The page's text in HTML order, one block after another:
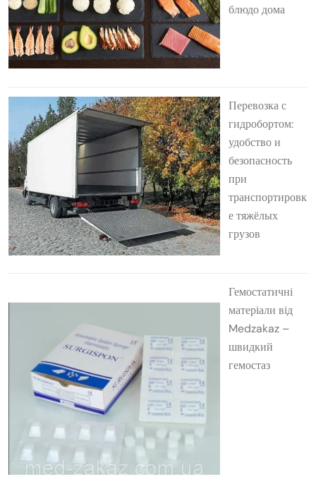
блюдо дома
Перевозка с
гидробортом:
удобство и
безопасность
при
транспортировк
е тяжёлых
грузов
Гемостатичні
матеріали від
Medzakaz –
швидкий
гемостаз